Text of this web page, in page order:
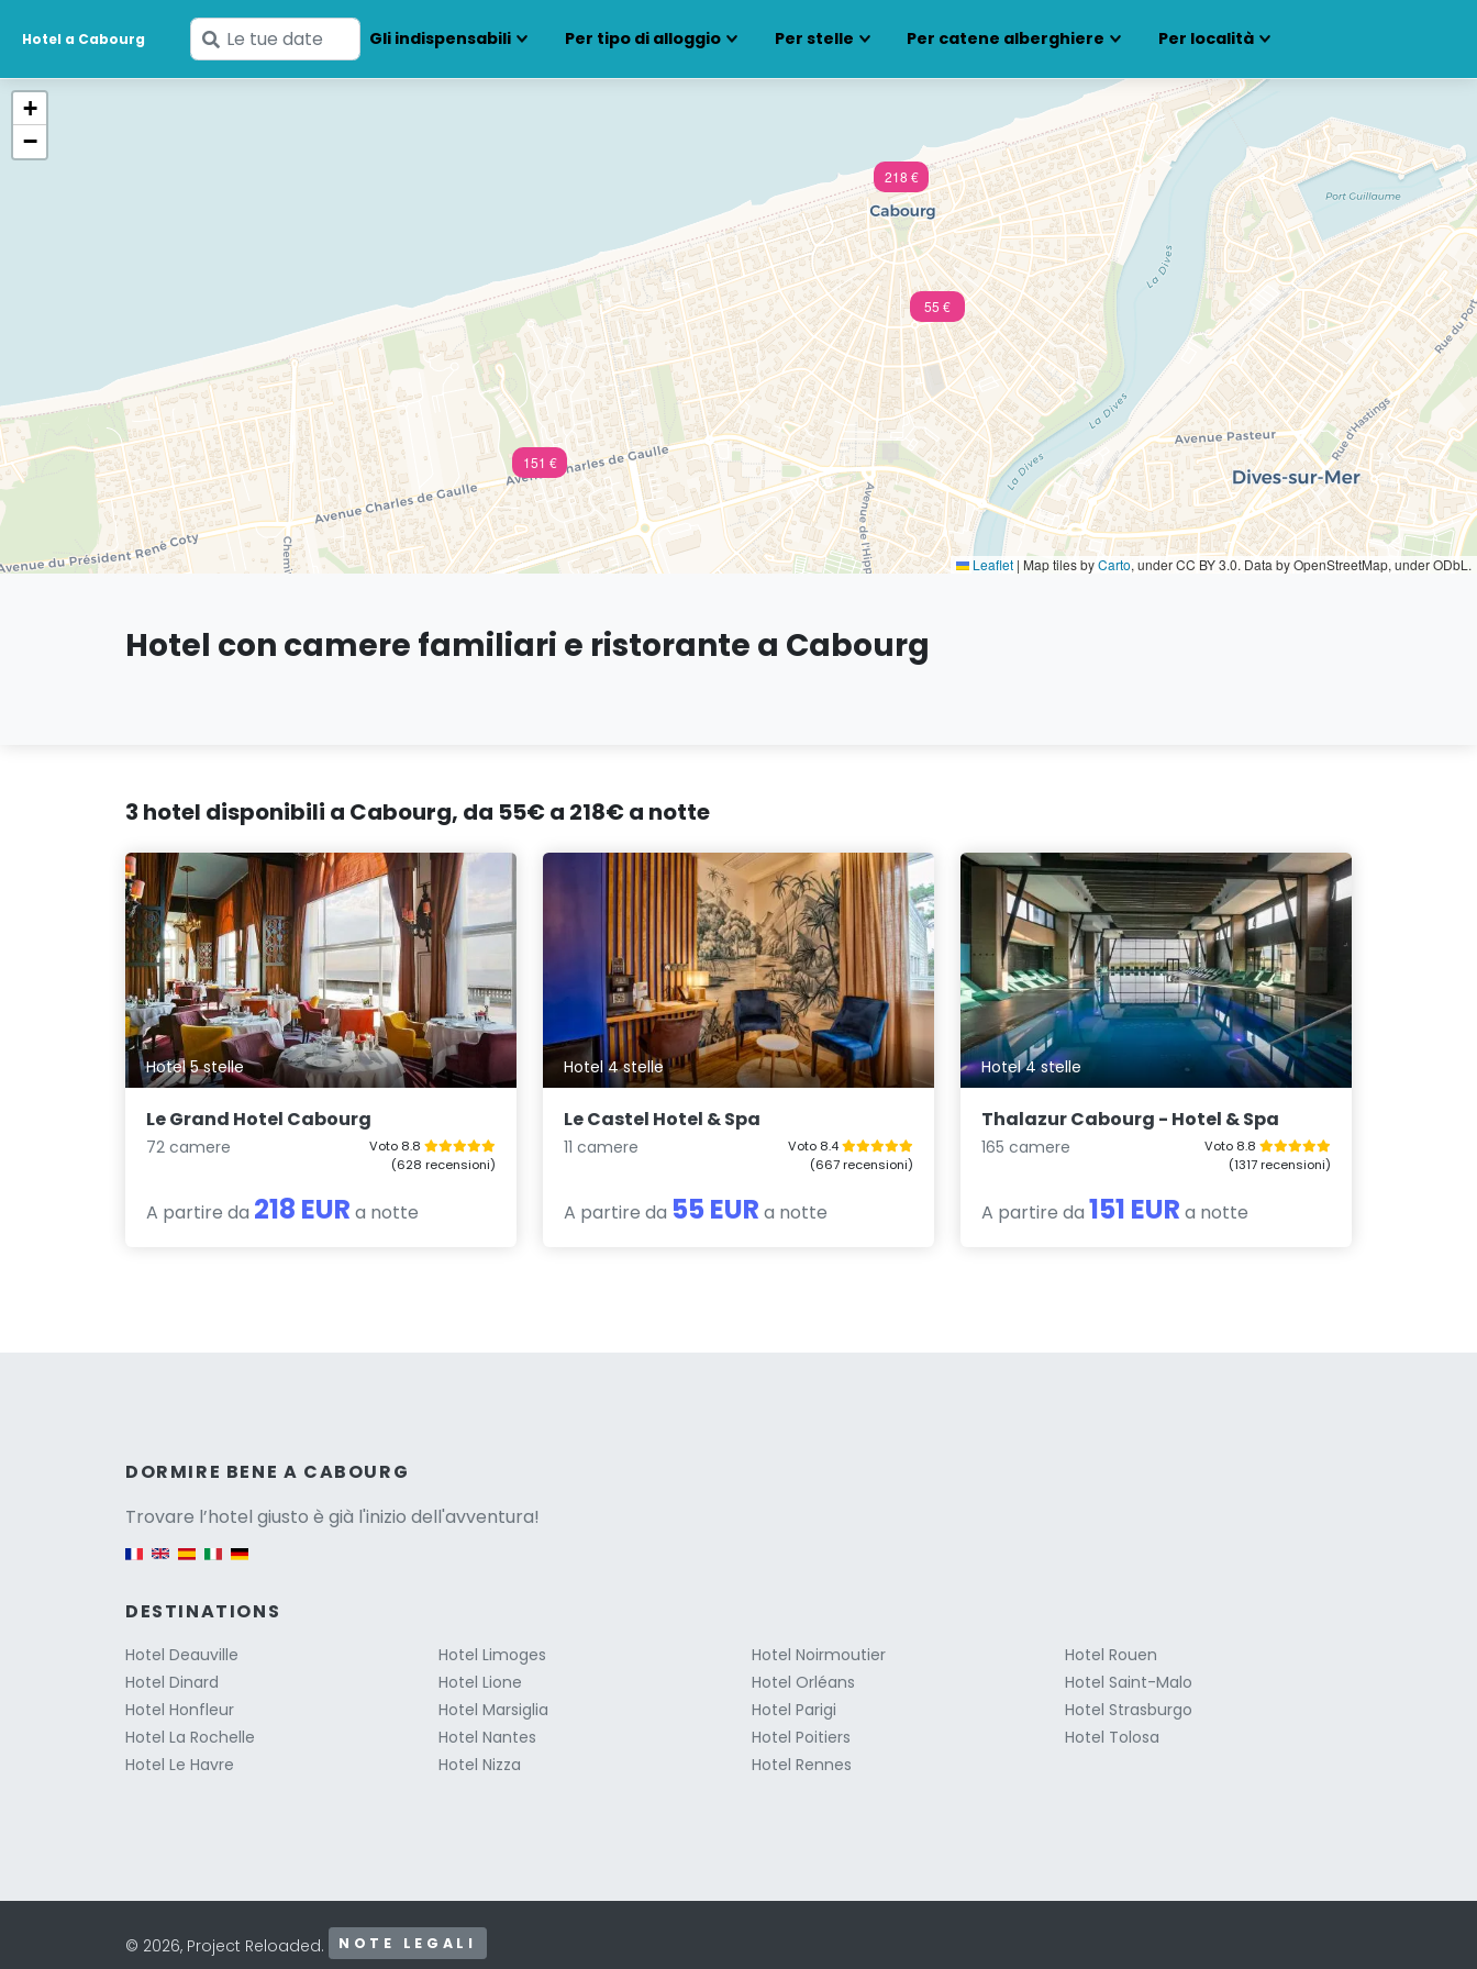
Hotel a Cabourg
Inserisci
le
Gli indispensabili Per tipo di alloggio Per stelle Per catene alberghiere Per località
218 €
55 €
151 €
+
−
Leaflet | Map tiles byCarto, under CC BY 3.0. Data by OpenStreetMap, under ODbL.
Hotel con camere familiari e ristorante a Cabourg
3 hotel disponibili a Cabourg, da 55€ a 218€ a notte
Hotel 5 stelle
Le Grand Hotel Cabourg
72 camere
Voto 8.8
(628 recensioni)
A partire da 218 EUR a notte
Hotel 4 stelle
Le Castel Hotel & Spa
11 camere
Voto 8.4
(667 recensioni)
A partire da 55 EUR a notte
Hotel 4 stelle
Thalazur Cabourg - Hotel & Spa
165 camere
Voto 8.8
(1317 recensioni)
A partire da 151 EUR a notte
DORMIRE BENE A CABOURG
Trovare l’hotel giusto è già l'inizio dell'avventura!
Versione italiana
DESTINATIONS
Hotel Deauville
Hotel Dinard
Hotel Honfleur
Hotel La Rochelle
Hotel Le Havre
Hotel Limoges
Hotel Lione
Hotel Marsiglia
Hotel Nantes
Hotel Nizza
Hotel Noirmoutier
Hotel Orléans
Hotel Parigi
Hotel Poitiers
Hotel Rennes
Hotel Rouen
Hotel Saint-Malo
Hotel Strasburgo
Hotel Tolosa
© 2026, Project Reloaded. NOTE LEGALI